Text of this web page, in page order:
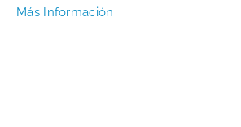
Más Información